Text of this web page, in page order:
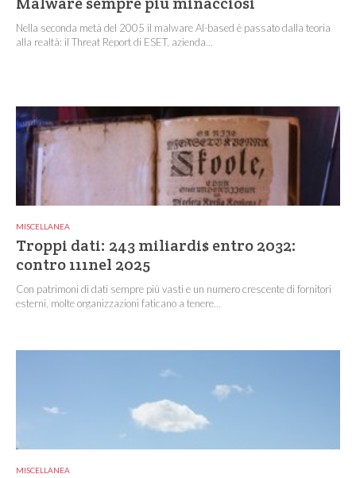
Nella seconda metà del 2005 il malware AI-based è passato dalla teoria
alla realtà: il Threat Report di ESET, azienda...
MISCELLANEA
Troppi dati: 243 miliardi$ entro 2032:
contro 111nel 2025
Con patrimoni di dati sempre più vasti e un numero crescente di fornitori
esterni, molte organizzazioni faticano a tenere...
MISCELLANEA